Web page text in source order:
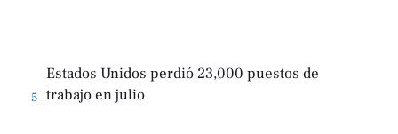
5
Estados Unidos perdió 23,000 puestos de
trabajo en julio